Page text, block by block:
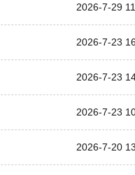
2026-7-29
2026-7-23
2026-7-23
2026-7-23
2026-7-20